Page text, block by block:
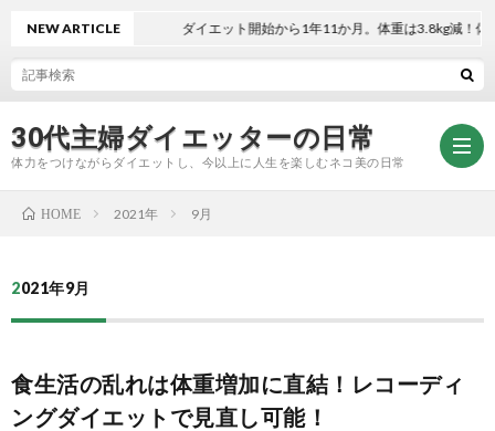
30代主婦ダイエッターの日常
体力をつけながらダイエットし、今以上に人生を楽しむネコ美の日常
問
プ
NEW ARTICLE ダイエット開始から1年11か月。体重は3.8kg減！体脂肪
HOME 2021年 9月
2021年9月
食生活の乱れは体重増加に直結！レコーディ
ングダイエットで見直し可能！